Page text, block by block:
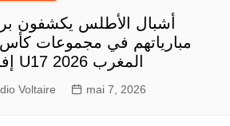
أشبال الأطلس يكشفون
مبارياتهم في مجموعات
إفريقيا U17 المغرب 2026
Voltaire mai 7, 2026